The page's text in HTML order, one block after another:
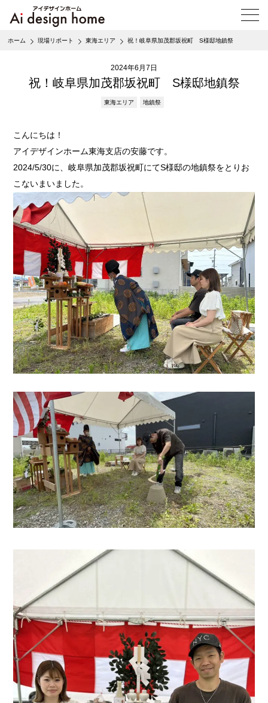
メ
ニ
く
ホーム 現場リポート 東海エリア 祝！岐阜県加茂郡坂祝町 S様邸地鎮祭
2024年6月7日
祝！岐阜県加茂郡坂祝町 S様邸地鎮祭
東海エリア 地鎮祭
こんにちは！
アイデザインホーム東海支店の安藤です。
2024/5/30に、岐阜県加茂郡坂祝町にてS様邸の地鎮祭をとりお
こないまいました。